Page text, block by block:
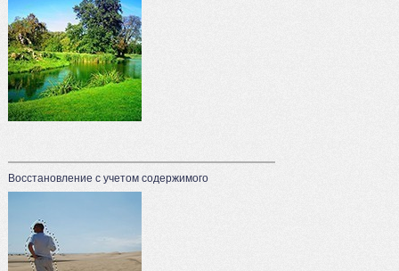
Восстановление с учетом содержимого